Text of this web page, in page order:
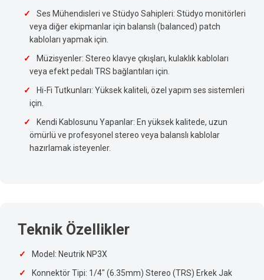
Ses Mühendisleri ve Stüdyo Sahipleri: Stüdyo monitörleri
veya diğer ekipmanlar için balanslı (balanced) patch
kabloları yapmak için.
Müzisyenler: Stereo klavye çıkışları, kulaklık kabloları
veya efekt pedalı TRS bağlantıları için.
Hi-Fi Tutkunları: Yüksek kaliteli, özel yapım ses sistemleri
için.
Kendi Kablosunu Yapanlar: En yüksek kalitede, uzun
ömürlü ve profesyonel stereo veya balanslı kablolar
hazırlamak isteyenler.
Teknik Özellikler
Model: Neutrik NP3X
Konnektör Tipi: 1/4" (6.35mm) Stereo (TRS) Erkek Jak